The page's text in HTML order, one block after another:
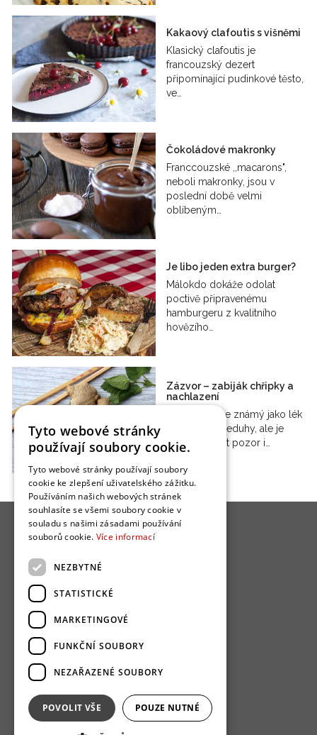
Kakaový clafoutis s višněmi
Klasický clafoutis je
francouzský dezert
připomínající pudinkové těsto,
ve…
Čokoládové makronky
Franccouzské ,,macarons",
neboli makronky, jsou v
poslední době velmi
oblíbeným…
Je libo jeden extra burger?
Málokdo dokáže odolat
poctivě připravenému
hamburgeru z kvalitního
hovězího…
Zázvor – zabiják chřipky a
nachlazení
Zázvor je sice známý jako lék
na všechny neduhy, ale je
nutno si dávat pozor i…
Uživatelské podmínky
Ochrana osobních údajú
Cookies
Tyto webové stránky
používají soubory cookie.
Tyto webové stránky používají soubory
cookie ke zlepšení uživatelského zážitku.
Používáním našich webových stránek
souhlasíte se všemi soubory cookie v
souladu s našimi zásadami používání
souborů cookie. Více informací
NEZBYTNÉ
STATISTICKÉ
MARKETINGOVÉ
FUNKČNÍ SOUBORY
NEZAŘAZENÉ SOUBORY
POVOLIT VŠE POUZE NUTNÉ